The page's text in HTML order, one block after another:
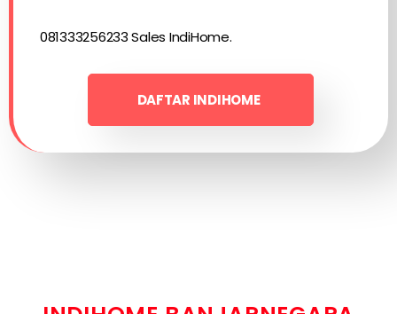
081333256233 Sales IndiHome.
DAFTAR INDIHOME